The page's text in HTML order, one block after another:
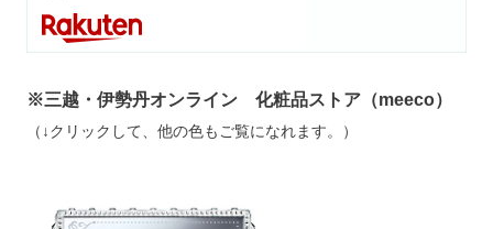
※三越・伊勢丹オンライン 化粧品ストア（meeco）
（↓クリックして、他の色もご覧になれます。）